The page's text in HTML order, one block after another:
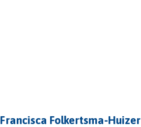
Francisca Folkertsma-Huizer